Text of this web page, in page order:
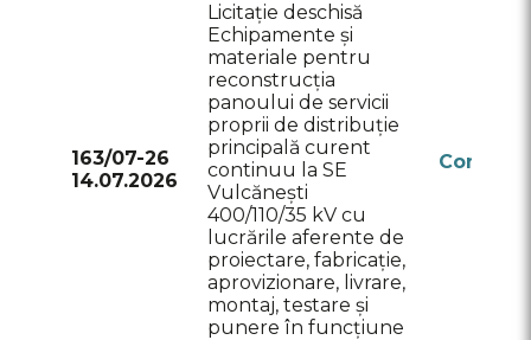
163/07-26
14.07.2026
Licitație deschisă
Echipamente și
materiale pentru
reconstrucția
panoului de servicii
proprii de distribuție
principală curent
continuu la SE
Vulcănești
400/110/35 kV cu
lucrările aferente de
proiectare, fabricație,
aprovizionare, livrare,
montaj, testare și
punere în funcțiune
Conform